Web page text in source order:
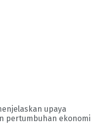
upaya
pertumbuhan ekonomi